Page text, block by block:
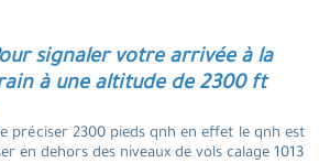
signaler votre arrivée à la
à une altitude de 2300 ft
préciser 2300 pieds qnh en effet le qnh est
en dehors des niveaux de vols calage 1013